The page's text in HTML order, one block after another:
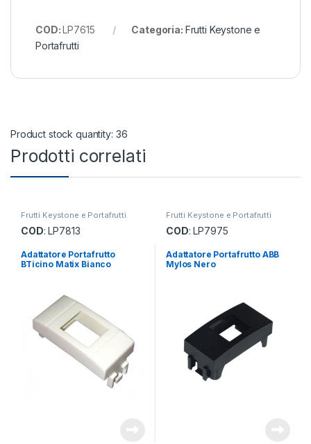
COD:LP7615 Categoria: Frutti Keystone e
Portafrutti
Product stock quantity: 36
Prodotti correlati
Frutti Keystone e Portafrutti
COD: LP7813
Adattatore Portafrutto
BTicino Matix Bianco
Frutti Keystone e Portafrutti
COD: LP7975
Adattatore Portafrutto ABB
Mylos Nero